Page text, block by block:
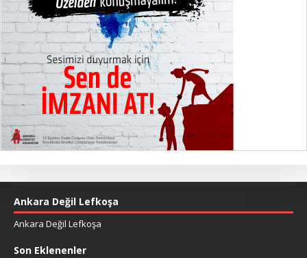
Ankara Değil Lefkoşa
Ankara Değil Lefkoşa
Son Eklenenler